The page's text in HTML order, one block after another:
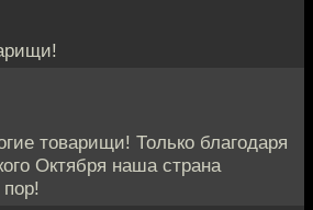
товарищи! Только благодаря
Октября наша страна